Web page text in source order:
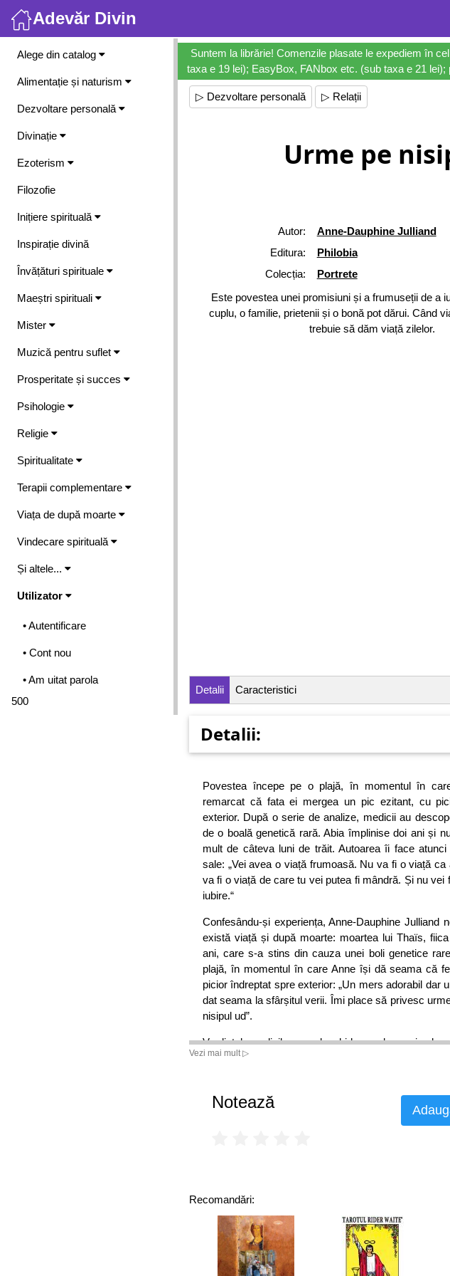
Adevăr Divin
Meniu
Alege din catalog
Alimentație și naturism
Dezvoltare personală
Divinație
Ezoterism
Filozofie
Inițiere spirituală
Inspirație divină
Învățături spirituale
Maeștri spirituali
Mister
Muzică pentru suflet
Prosperitate și succes
Psihologie
Religie
Spiritualitate
Terapii complementare
Viața de după moarte
Vindecare spirituală
Și altele...
Utilizator
• Autentificare
• Cont nou
• Am uitat parola
500
Suntem la librărie! Comenzile plasate le expediem în
taxa e 19 lei); EasyBox, FANbox etc. (sub taxa e 21
▷ Dezvoltare personală ▷ Relații
Urme pe
Autor:
Anne-Dauphine Julliand
Editura:
Philobia
Colecția:
Portrete
Este povestea unei promisiuni și a frumuseții de a
cuplu, o familie, prietenii și o bonă pot dărui. Când
trebuie să dăm viață zilelor.
Detalii Caracteristici
Detalii:
Povestea începe pe o plajă, în momentul în
remarcat că fata ei mergea un pic ezitant, cu
exterior. După o serie de analize, medicii au
de o boală genetică rară. Abia împlinise doi ani și
mult de câteva luni de trăit. Autoarea îi face atunci
sale: „Vei avea o viață frumoasă. Nu va fi o viață ca
va fi o viață de care tu vei putea fi mândră. Și nu vei
iubire.“
Confesându-și experiența, Anne-Dauphine Julliand
există viață și după moarte: moartea lui Thaïs,
ani, care s-a stins din cauza unei boli genetice
plajă, în momentul în care Anne își dă seama că
picior îndreptat spre exterior: „Un mers adorabil dar
dat seama la sfârșitul verii. Îmi place să privesc
nisipul ud”.
Verdictul medicilor va deschide un lung șir de
interiorul ei, cît și în sînul familiei sale: „Cînd au
„Thaïs nu va mai lăsa niciodată urme pe nisip”,
la disperare.
Relația și modul special de a comunica cu fiica ei,
vorbea și nu vedea, demonstrează că „noi nu
inima”. Uneori, esențialul este invizibil pentru simțuri.
Vezi mai mult ▷
Notează
Recomandări: